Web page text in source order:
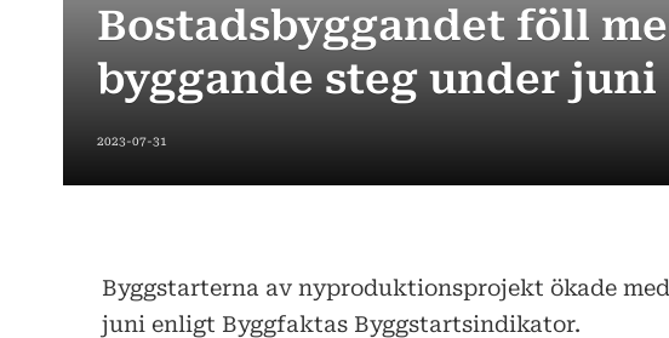
Bostadsbyggandet föll
byggande steg under juni
2023-07-31
Byggstarterna av nyproduktionsprojekt ökade
juni enligt Byggfaktas Byggstartsindikator.